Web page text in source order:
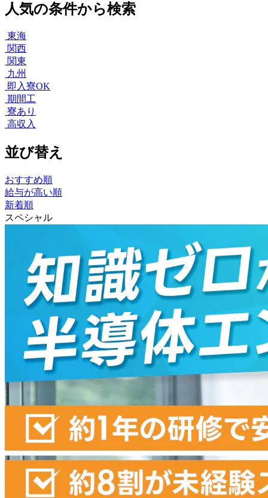
人気の条件から検索
東海
関西
関東
九州
即入寮OK
期間工
寮あり
高収入
並び替え
おすすめ順
給与が高い順
新着順
スペシャル